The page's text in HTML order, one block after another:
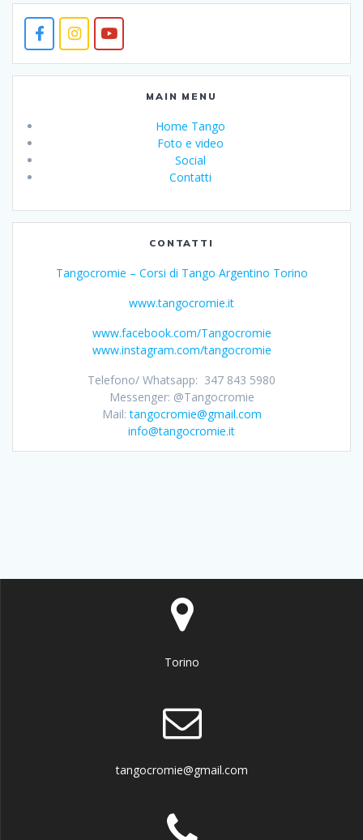
MAIN MENU
Home Tango
Foto e video
Social
Contatti
CONTATTI
Tangocromie – Corsi di Tango Argentino Torino
www.tangocromie.it
www.facebook.com/Tangocromie
www.instagram.com/tangocromie
Telefono/ Whatsapp: 347 843 5980
Messenger: @Tangocromie
Mail:tangocromie@gmail.com
info@tangocromie.it
Torino
tangocromie@gmail.com